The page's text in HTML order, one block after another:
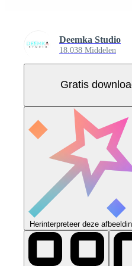
Deemka Studio
18.038 Middelen
Gratis
Herinterpreteer deze